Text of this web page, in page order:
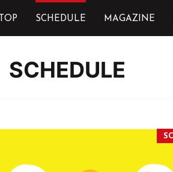
TOP SCHEDULE MAGAZINE
SCHEDULE